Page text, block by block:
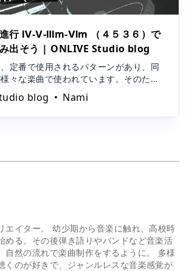
進行 Ⅳ-Ⅴ-Ⅲm-Ⅵm （４５３６）で
み出そう | ONLIVE Studio blog
定番で使用されるパターンがあり、同
々な楽曲で使われています。そのた
を覚えるだけでも数多くの楽曲が弾ける
また、コード進行のパターンを覚えて
楽曲にも取り入れることも可能です。
blog Nami
エイター。 幼少期から音楽に触れ、高校時
める。その後弾き語りやバンドなど音楽活
自然の流れで楽曲制作をするように。 多様
くのが好きで、ジャンルレスな音楽感覚が